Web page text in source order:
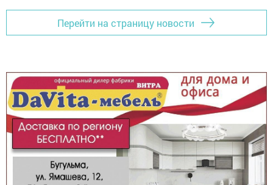
Перейти на страницу новости